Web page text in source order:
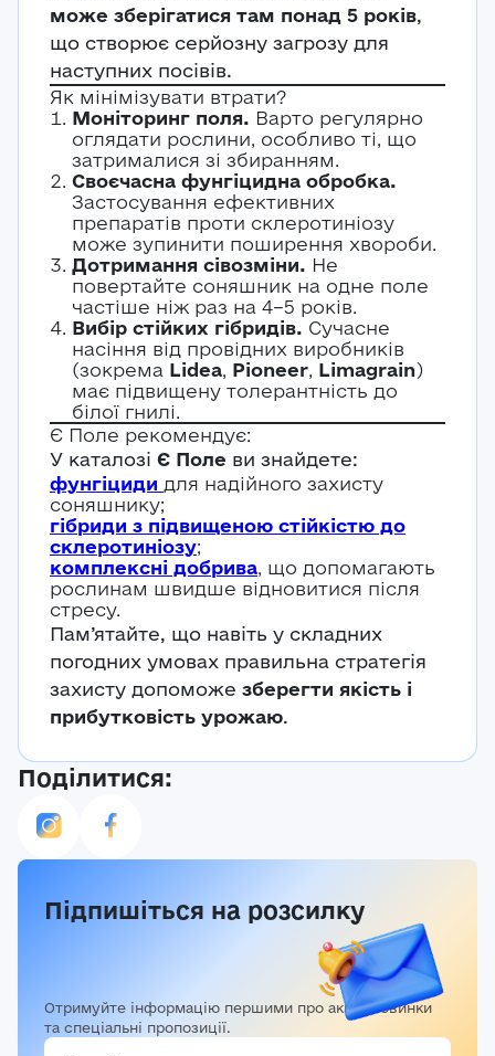
Поділитися:
Підпишіться на розсилку
Отримуйте інформацію першими про акції, новинки
та спеціальні пропозиції.
може зберігатися там понад 5 років,
що створює серйозну загрозу для
наступних посівів.
Як мінімізувати втрати?
Моніторинг поля. Варто регулярно
оглядати рослини, особливо ті, що
затрималися зі збиранням.
Своєчасна фунгіцидна обробка.
Застосування ефективних
препаратів проти склеротиніозу
може зупинити поширення хвороби.
Дотримання сівозміни. Не
повертайте соняшник на одне поле
частіше ніж раз на 4–5 років.
Вибір стійких гібридів. Сучасне
насіння від провідних виробників
(зокрема Lidea, Pioneer, Limagrain)
має підвищену толерантність до
білої гнилі.
Є Поле рекомендує:
У каталозі Є Поле ви знайдете:
фунгіциди для надійного захисту
соняшнику;
гібриди з підвищеною стійкістю до
склеротиніозу;
комплексні добрива, що допомагають
рослинам швидше відновитися після
стресу.
Пам’ятайте, що навіть у складних
погодних умовах правильна стратегія
захисту допоможе зберегти якість і
прибутковість урожаю.
Ваші враження*
Ваша оцінка
Авторизація
E-mail*
Пароль*
Забули пароль?
Увійти